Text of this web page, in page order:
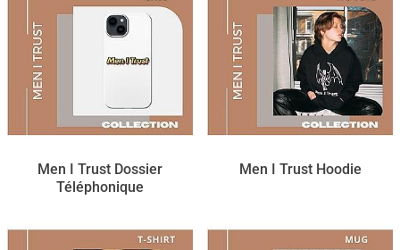
Men I Trust Dossier
Téléphonique
Men I Trust Hoodie